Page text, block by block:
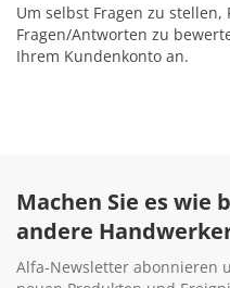
Um selbst Fragen zu
Fragen/Antworten zu
Ihrem Kundenkonto an.
Machen Sie es wie
andere
Alfa-Newsletter abonnieren